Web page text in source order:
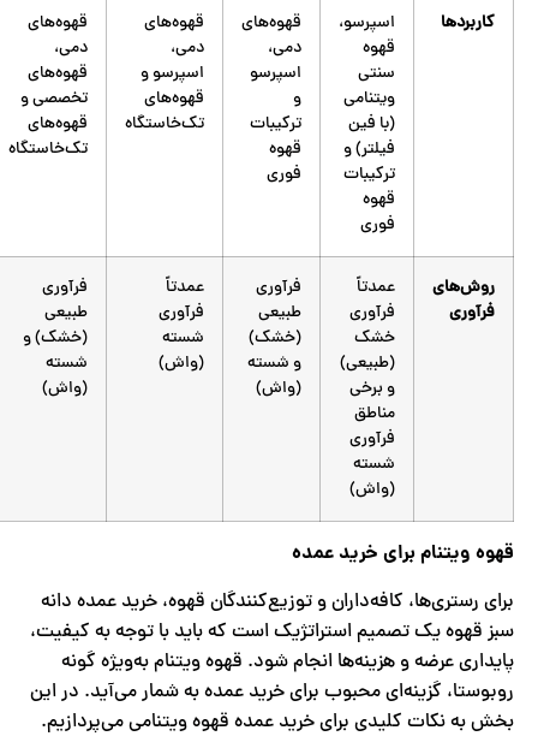
کاربردها
اسپرسو،
قهوه
سنتی
ویتنامی
(با فین
فیلتر) و
ترکیبات
قهوه
فوری
قهوه‌های
دمی،
اسپرسو
ترکیبات
قهوه
فوری
قهوه‌های
دمی،
اسپرسو و
قهوه‌های
تک‌خاستگاه
قهوه‌های
دمی،
قهوه‌های
تخصصی و
قهوه‌های
تک‌خاستگاه
روش‌های
فرآوری
عمدتاً
فرآوری
خشک
(طبیعی)
و برخی
مناطق
فرآوری
شسته
(واش)
فرآوری
طبیعی
(خشک)
و شسته
(واش)
عمدتاً
فرآوری
شسته
(واش)
فرآوری
طبیعی
(خشک) و
شسته
(واش)
قهوه ویتنام برای خرید عمده
برای رستری‌ها، کافه‌داران و توزیع‌کنندگان قهوه، خرید عمده دانه
سبز قهوه یک تصمیم استراتژیک است که باید با توجه به کیفیت،
پایداری عرضه و هزینه‌ها انجام شود. قهوه ویتنام به‌ویژه گونه
روبوستا، گزینه‌ای محبوب برای خرید عمده به شمار می‌آید. در این
بخش به نکات کلیدی برای خرید عمده قهوه ویتنامی می‌پردازیم.